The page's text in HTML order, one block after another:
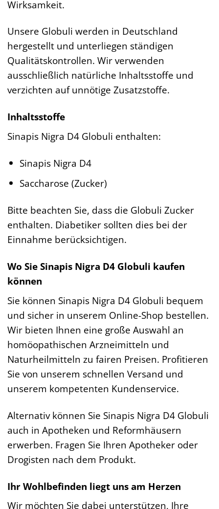
Wirksamkeit.
Unsere Globuli werden in Deutschland
hergestellt und unterliegen ständigen
Qualitätskontrollen. Wir verwenden
ausschließlich natürliche Inhaltsstoffe und
verzichten auf unnötige Zusatzstoffe.
Inhaltsstoffe
Sinapis Nigra D4 Globuli enthalten:
Sinapis Nigra D4
Saccharose (Zucker)
Bitte beachten Sie, dass die Globuli Zucker
enthalten. Diabetiker sollten dies bei der
Einnahme berücksichtigen.
Wo Sie Sinapis Nigra D4 Globuli kaufen
können
Sie können Sinapis Nigra D4 Globuli bequem
und sicher in unserem Online-Shop bestellen.
Wir bieten Ihnen eine große Auswahl an
homöopathischen Arzneimitteln und
Naturheilmitteln zu fairen Preisen. Profitieren
Sie von unserem schnellen Versand und
unserem kompetenten Kundenservice.
Alternativ können Sie Sinapis Nigra D4 Globuli
auch in Apotheken und Reformhäusern
erwerben. Fragen Sie Ihren Apotheker oder
Drogisten nach dem Produkt.
Ihr Wohlbefinden liegt uns am Herzen
Wir möchten Sie dabei unterstützen, Ihre